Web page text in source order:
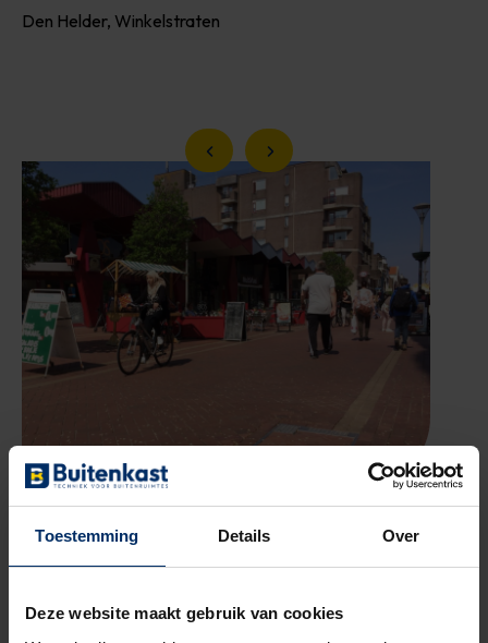
Toestemming Details Over
Deze website maakt gebruik van cookies
Den Helder, Winkelstraten
Vorige slideVolgende slide
“Zonder problemen
geplaatst”